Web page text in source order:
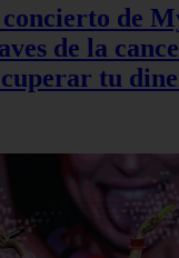
concierto de
de la
tu